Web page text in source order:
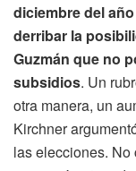
diciembre del
derribar la
Guzmán que no
subsidios. Un
otra manera, un
Kirchner
las elecciones.